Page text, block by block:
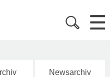
Newsarchiv